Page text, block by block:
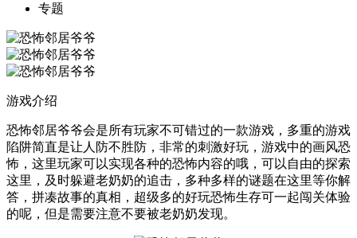
专题
游戏介绍
恐怖邻居爷爷会是所有玩家不可错过的一款游戏，多重的游戏
陷阱简直是让人防不胜防，非常的刺激好玩，游戏中的画风恐
怖，这里玩家可以实现各种的恐怖内容的哦，可以自由的探索
这里，及时躲避老奶奶的追击，多种多样的谜题在这里等你解
答，拼凑故事的真相，超级多的好玩恐怖生存可一起闯关体验
的呢，但是需要注意不要被老奶奶发现。